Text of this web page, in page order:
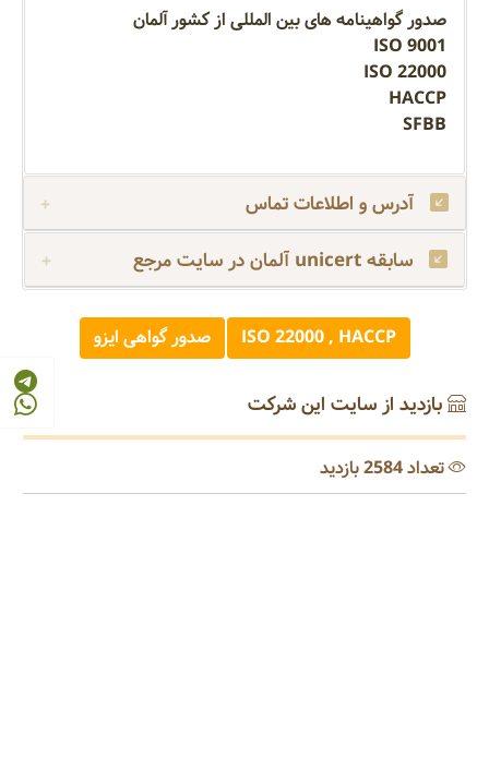
صدور گواهینامه های بین المللی از کشور آلمان
ISO 9001
ISO 22000
HACCP
SFBB
آدرس و اطلاعات تماس
سابقه unicert آلمان در سایت مرجع
ISO 22000 , HACCP صدور گواهی ایزو
بازدید از سایت این شرکت
تعداد 2584 بازدید